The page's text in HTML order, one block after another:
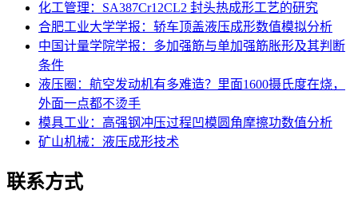
化工管理：SA387Cr12CL2 封头热成形工艺的研究
合肥工业大学学报：轿车顶盖液压成形数值模拟分析
中国计量学院学报：多加强筋与单加强筋胀形及其判断
条件
液压圈：航空发动机有多难造？里面1600摄氏度在烧，
外面一点都不烫手
模具工业：高强钢冲压过程凹模圆角摩擦功数值分析
矿山机械：液压成形技术
联系方式